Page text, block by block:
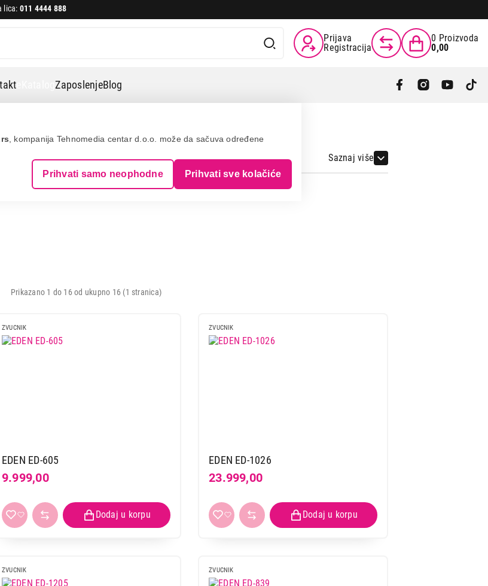
, kompanija Tehnomedia centar d.o.o. može da sačuva određene
Prihvati samo neophodne Prihvati sve kolačiće
lica: 011 4444 888
Prijava
Registracija
0 Proizvoda
0,00
eKatalogZaposlenjeBlog
Saznaj više
Prikazano 1 do 16 od ukupno 16 (1 stranica)
ZVUCNIK
EDEN ED-605
9.999,00
ZVUCNIK
EDEN ED-1026
23.999,00
ZVUCNIK ZVUCNIK